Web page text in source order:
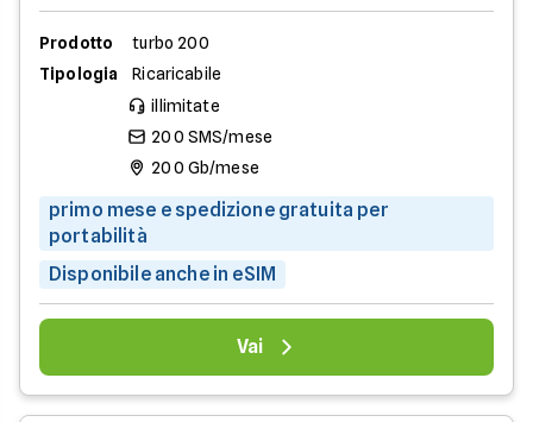
Prodotto
turbo 200
Tipologia
Ricaricabile
illimitate
200 SMS/mese
200 Gb/mese
primo mese e spedizione gratuita per
portabilità
Disponibile anche in eSIM
Vai